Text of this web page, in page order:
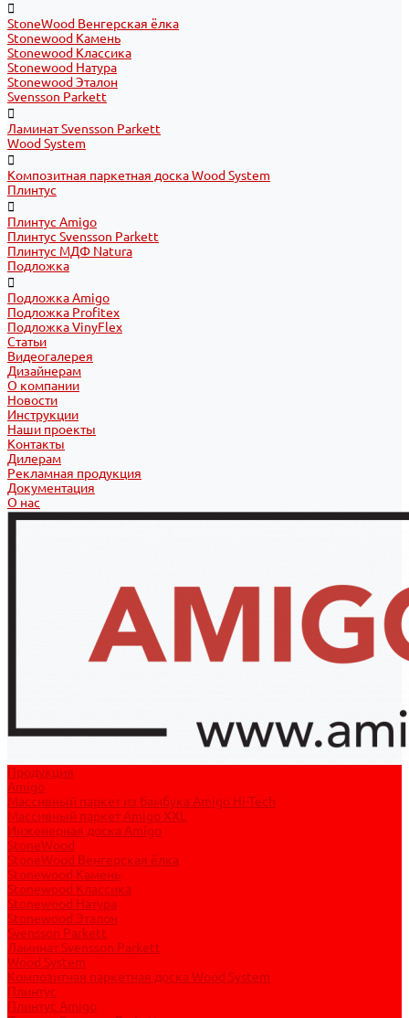
StoneWood Венгерская ёлка
Stonewood Камень
Stonewood Классика
Stonewood Натура
Stonewood Эталон
Svensson Parkett
Ламинат Svensson Parkett
Wood System
Композитная паркетная доска Wood System
Плинтус
Плинтус Amigo
Плинтус Svensson Parkett
Плинтус МДФ Natura
Подложка
Подложка Amigo
Подложка Profitex
Подложка VinyFlex
Статьи
Видеогалерея
Дизайнерам
О компании
Новости
Инструкции
Наши проекты
Контакты
Дилерам
Рекламная продукция
Документация
О нас
Продукция
Amigo
Массивный паркет из бамбука Amigo Hi-Tech
Массивный паркет Amigo XXL
Инженерная доска Amigo
StoneWood
StoneWood Венгерская ёлка
Stonewood Камень
Stonewood Классика
Stonewood Натура
Stonewood Эталон
Svensson Parkett
Ламинат Svensson Parkett
Wood System
Композитная паркетная доска Wood System
Плинтус
Плинтус Amigo